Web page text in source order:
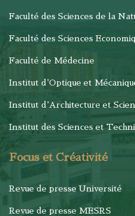
Faculté des Sciences de la
Faculté des Sciences
Faculté de Médecine
Institut d'Optique et
Institut d'Architecture et
Institut des Sciences et
Focus et Créativité
Revue de presse Université
Revue de presse MESRS